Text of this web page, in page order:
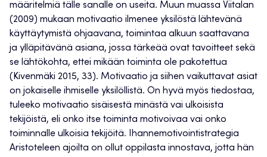
määritelmiä tälle sanalle on useita. Muun muassa Viitalan
(2009) mukaan motivaatio ilmenee yksilöstä lähtevänä
käyttäytymistä ohjaavana, toimintaa alkuun saattavana
ja ylläpitävänä asiana, jossa tärkeää ovat tavoitteet sekä
se lähtökohta, ettei mikään toiminta ole pakotettua
(Kivenmäki 2015, 33). Motivaatio ja siihen vaikuttavat asiat
on jokaiselle ihmiselle yksilöllistä. On hyvä myös tiedostaa,
tuleeko motivaatio sisäisestä minästä vai ulkoisista
tekijöistä, eli onko itse toiminta motivoivaa vai onko
toiminnalle ulkoisia tekijöitä. Ihannemotivointistrategia
Aristoteleen ajoilta on ollut oppilasta innostava, jotta hän